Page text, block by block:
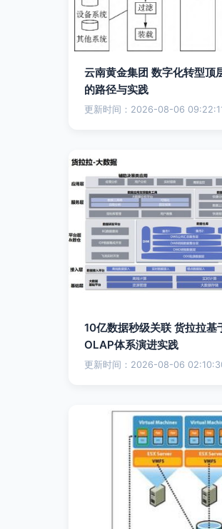
云南黄金集团 数字化转型顶
的路径与实践
更新时间：2026-08-06
10亿数据秒级关联 货拉拉
OLAP体系演进实践
更新时间：2026-08-06